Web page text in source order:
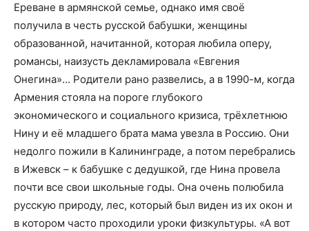
Ереване в армянской семье, однако имя своё
получила в честь русской бабушки, женщины
образованной, начитанной, которая любила оперу,
романсы, наизусть декламировала «Евгения
Онегина»… Родители рано развелись, а в 1990-м, когда
Армения стояла на пороге глубокого
экономического и социального кризиса, трёхлетнюю
Нину и её младшего брата мама увезла в Россию. Они
недолго пожили в Калининграде, а потом перебрались
в Ижевск – к бабушке с дедушкой, где Нина провела
почти все свои школьные годы. Она очень полюбила
русскую природу, лес, который был виден из их окон и
в котором часто проходили уроки физкультуры. «А вот